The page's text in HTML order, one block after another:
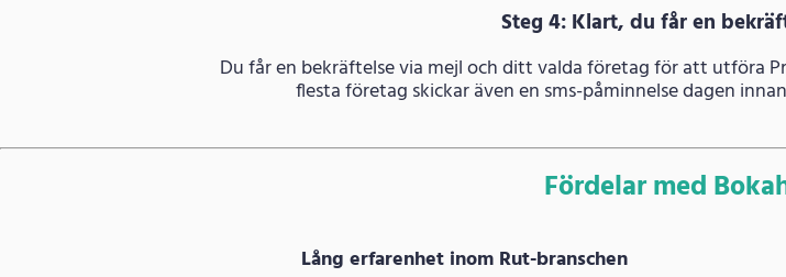
Steg 4: Klart, du får en
Du får en bekräftelse via mejl och ditt valda företag för att utföra
flesta företag skickar även en sms-påminnelse dagen
Fördelar med
Lång erfarenhet inom Rut-branschen